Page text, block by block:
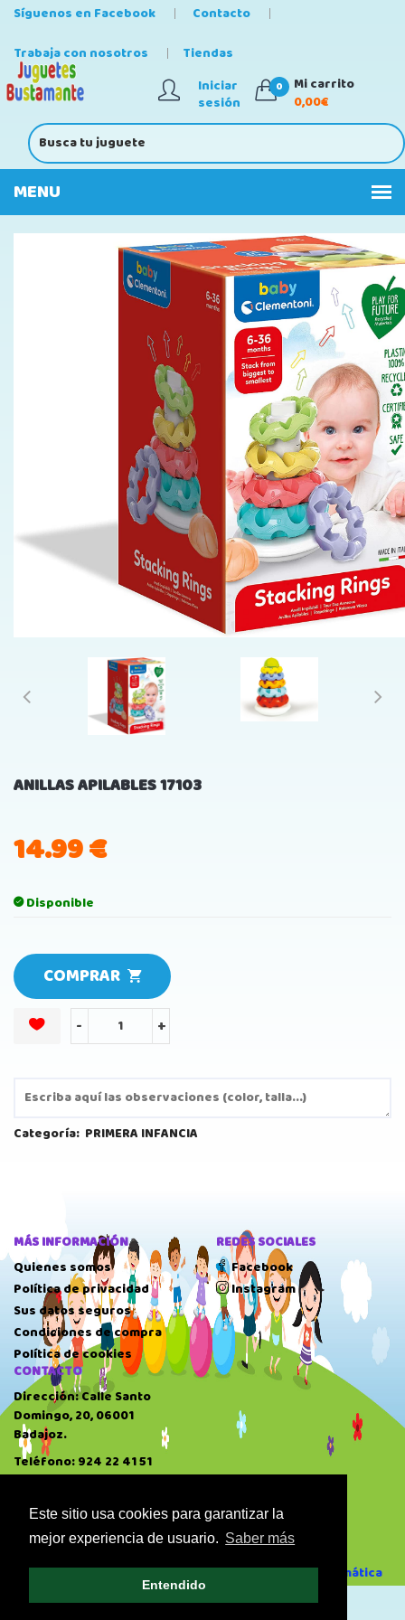
Este sitio usa cookies para garantizar la
mejor experiencia de usuario. Saber más
Entendido
Síguenos en Facebook
Contacto
Trabaja con nosotros
Tiendas
Iniciar
sesión
0
Mi carrito
0,00€
ANILLAS APILABLES 17103
14.99€
Disponible
COMPRAR
- +
Categoría: PRIMERA INFANCIA
MÁS INFORMACIÓN
Quienes somos
Política de privacidad
Sus datos seguros
Condiciones de compra
Política de cookies
REDES SOCIALES
Facebook
Instagram
CONTACTO
Dirección: Calle Santo
Domingo, 20, 06001
Badajoz.
Teléfono: 924 22 41 51
10:00 AM-14:00 PM
17:00 PM -20:30 PM
Domingo: Cerrado
Desarrollado por GAE Informática